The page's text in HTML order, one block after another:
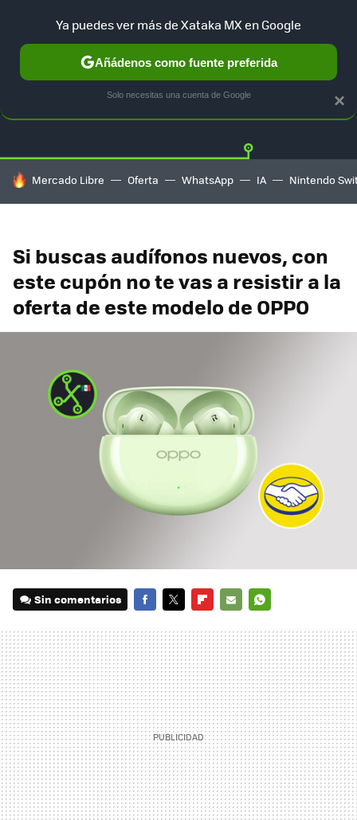
GUÍA DE COMPRAS MERCADO LIBRE
HOY SE HABLA DE
Mercado Libre Oferta WhatsApp IA Nintendo
Si buscas audífonos nuevos, con
este cupón no te vas a resistir a la
oferta de este modelo de OPPO
Sin comentarios
MAIL
×
Ya puedes ver más de Xataka MX en Google
Añádenos como fuente preferida
Solo necesitas una cuenta de Google